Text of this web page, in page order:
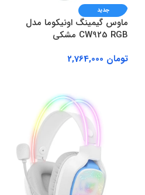
جدید
ماوس گیمینگ اونیکوما مدل
CW925 RGB مشکی
تومان